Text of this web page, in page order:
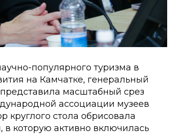
популярного туризма в
на Камчатке, генеральный
представила масштабный срез
ассоциации музеев
круглого стола обрисовала
в которую активно включилась